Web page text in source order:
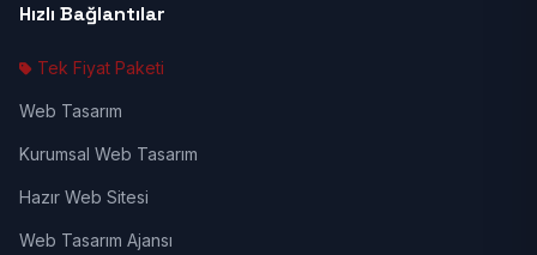
Hızlı Bağlantılar
Tek Fiyat Paketi
Web Tasarım
Kurumsal Web Tasarım
Hazır Web Sitesi
Web Tasarım Ajansı